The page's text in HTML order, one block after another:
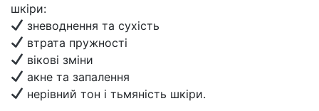
шкіри:
зневоднення та сухість
втрата пружності
вікові зміни
акне та запалення
нерівний тон і тьмяність шкіри.